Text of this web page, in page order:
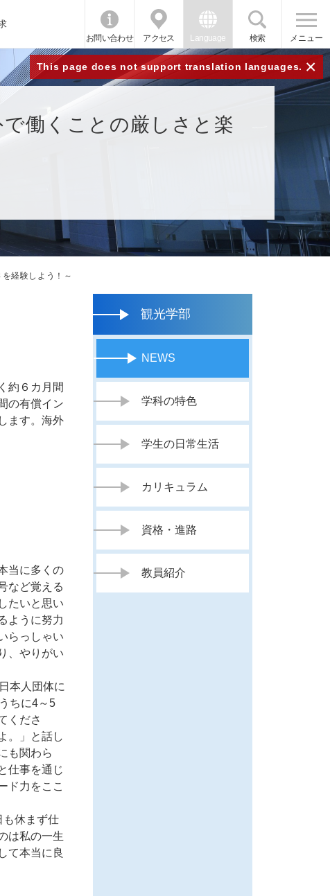
お問い合わせ アクセス Language 検索 メニュー
This page does not support translation languages. ×
働くことの厳しさと楽
経験しよう！～
約６カ月間
の有償イン
ます。海外
当に多くの
など覚える
たいと思い
ように努力
らっしゃい
、やりがい
本人団体に
ちに4～5
くださ
。」と話し
も関わら
仕事を通じ
ド力をここ
休まず仕
は私の一生
て本当に良
観光学部
NEWS
学科の特色
学生の日常生活
カリキュラム
資格・進路
教員紹介